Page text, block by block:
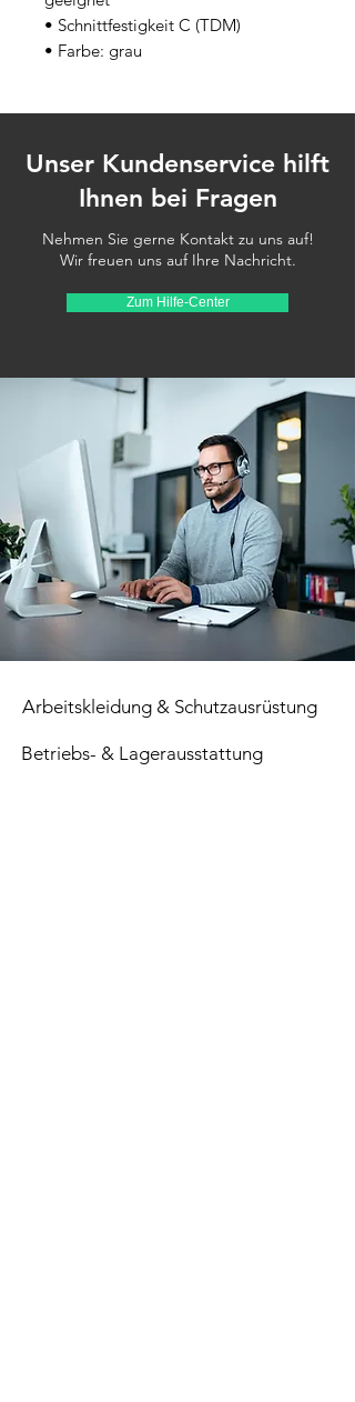
• Schnittfestigkeit C (TDM)
• Farbe: grau
Unser Kundenservice hilft
Ihnen bei Fragen
Nehmen Sie gerne Kontakt zu uns auf!
Wir freuen uns auf Ihre Nachricht.
Zum Hilfe-Center
Arbeitskleidung & Schutzausrüstung
Betriebs- & Lagerausstattung